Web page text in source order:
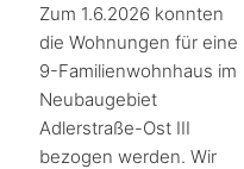
Zum 1.6.2026 konnten
die Wohnungen für eine
9-Familienwohnhaus im
Neubaugebiet
Adlerstraße-Ost III
bezogen werden. Wir